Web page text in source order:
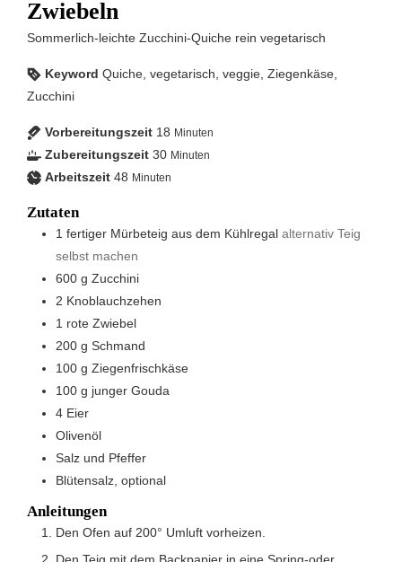
Zwiebeln
Sommerlich-leichte Zucchini-Quiche rein vegetarisch
Keyword Quiche, vegetarisch, veggie, Ziegenkäse,
Zucchini
Vorbereitungszeit 18 Minuten
Zubereitungszeit 30 Minuten
Arbeitszeit 48 Minuten
Zutaten
1 fertiger Mürbeteig aus dem Kühlregal alternativ Teig
selbst machen
600 g Zucchini
2 Knoblauchzehen
1 rote Zwiebel
200 g Schmand
100 g Ziegenfrischkäse
100 g junger Gouda
4 Eier
Olivenöl
Salz und Pfeffer
Blütensalz, optional
Anleitungen
Den Ofen auf 200° Umluft vorheizen.
Den Teig mit dem Backpapier in eine Spring-oder